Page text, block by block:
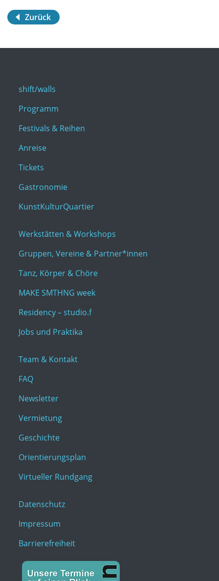
Zurück
shift/walls
Programm
Festivals & Reihen
Anreise
Tickets
Gastronomie
KunstKulturQuartier
Werkstätten & Workshops
Gruppen, Vereine & Partner*innen
Tanz, Körper & Chöre
MAKE SMTHNG week
Residency – studio.f
Jobs und Praktika
Team & Kontakt
FAQ
Newsletter
Vermietung
Geschichte
Orientierungsplan
Virtueller Rundgang
Datenschutz
Impressum
Barrierefreiheit